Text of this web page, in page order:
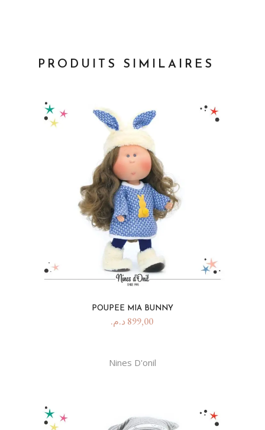
PRODUITS SIMILAIRES
POUPEE MIA BUNNY
899,00 د.م.
Nines D'onil